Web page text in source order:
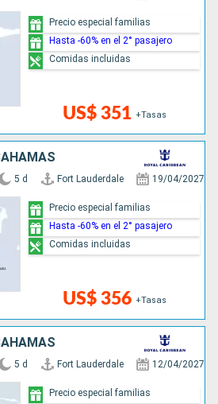
US$ 351 +Tasas
Precio especial familias
Hasta -60% en el 2° pasajero
Comidas incluidas
5 d Fort Lauderdale 19/04/2027
US$ 356 +Tasas
Precio especial familias
Hasta -60% en el 2° pasajero
Comidas incluidas
5 d Fort Lauderdale 12/04/2027
Precio especial familias